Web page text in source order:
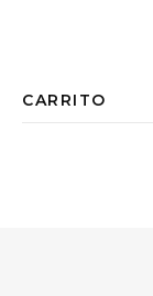
CARRITO